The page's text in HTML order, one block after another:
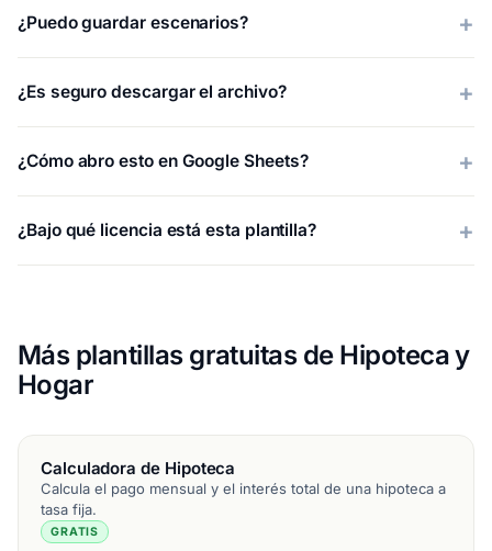
¿Puedo guardar escenarios?
¿Es seguro descargar el archivo?
¿Cómo abro esto en Google Sheets?
¿Bajo qué licencia está esta plantilla?
Más plantillas gratuitas de Hipoteca y
Hogar
Calculadora de Hipoteca
Calcula el pago mensual y el interés total de una hipoteca a
tasa fija.
GRATIS